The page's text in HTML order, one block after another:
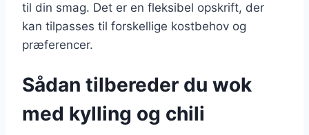
til din smag. Det er en fleksibel opskrift, der
kan tilpasses til forskellige kostbehov og
præferencer.
Sådan tilbereder du wok
med kylling og chili